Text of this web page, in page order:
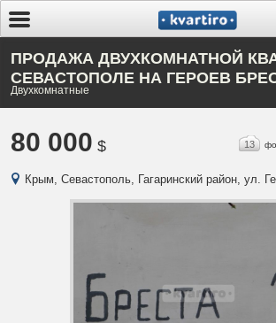
ПРОДАЖА ДВУХКОМНАТНОЙ
СЕВАСТОПОЛЕ НА ГЕРОЕВ
Двухкомнатные
80 000 $ 13
Крым, Севастополь, Гагаринский район, ул.